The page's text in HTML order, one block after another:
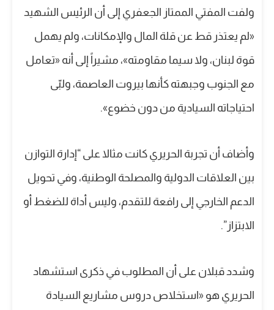
ولفت المفتي الممتاز الجعفري إلى أن الرئيس الشهيد
«لم يعتذر قط عن قلة المال والإمكانات، ولم يهمل
قوة لبنان، ولا سيما مقاومته»، مشيراً إلى أنه «تعامل
مع الجنوب وجبهته كأنها بيروت العاصمة، ولبّى
احتياجاته السيادية من دون خضوع».
وأضاف أن تجربة الحريري كانت مثالا على “إدارة التوازن
بين العلاقات الدولية والمصلحة الوطنية، وفي تحويل
الدعم الخارجي إلى رافعة للتقدم، وليس أداة للضغط أو
الابتزاز”.
وشدد قبلان على أن المطلوب في ذكرى استشهاد
الحريري هو «استخلاص دروس مشاريع السيادة